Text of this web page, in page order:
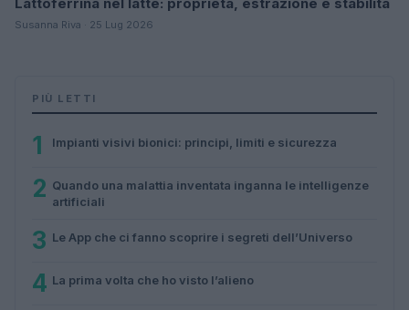
Susanna Riva · 25 Lug 2026
PIÙ LETTI
1 Impianti visivi bionici: principi, limiti e sicurezza
2 Quando una malattia inventata inganna le intelligenze
artificiali
3 Le App che ci fanno scoprire i segreti dell’Universo
4 La prima volta che ho visto l’alieno